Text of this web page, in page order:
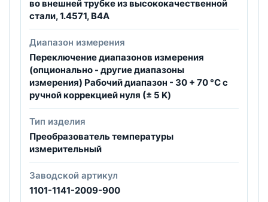
во внешней трубке из высококачественной
стали, 1.4571, В4A
Диапазон измерения
Переключение диапазонов измерения
(опционально - другие диапазоны
измерения) Рабочий диапазон - 30 + 70 °C с
ручной коррекцией нуля (± 5 K)
Тип изделия
Преобразователь температуры
измерительный
Заводской артикул
1101-1141-2009-900